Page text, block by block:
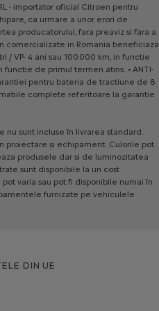
- importator oficial Citroen pentru
ca urmare a unor erori de
producatorului, fara preaviz si fara a
comercializate in Romania beneficiaza
/ VP- 4 ani sau 100.000 km, in functie
functie de primul termen atins. • ANTI-
pentru bateria de tractiune de 8
complete referitoare la garantie
nu sunt incluse în livrarea standard.
proiectare și echipament. Culorile pot
produsele dar si de luminozitatea
sunt disponibile la un cost
pot varia sau pot fi disponibile numai în
furnizate pe vehiculele
DIN UE